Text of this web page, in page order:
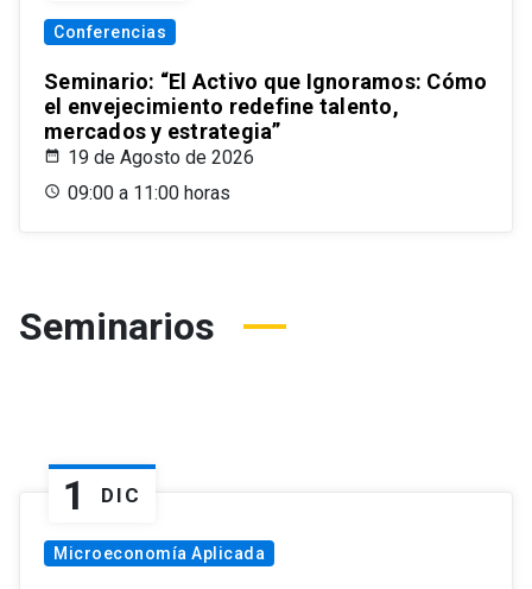
Conferencias
Seminario: “El Activo que Ignoramos: Cómo
el envejecimiento redefine talento,
mercados y estrategia”
19 de Agosto de 2026
09:00 a 11:00 horas
Seminarios
1 DIC
Microeconomía Aplicada